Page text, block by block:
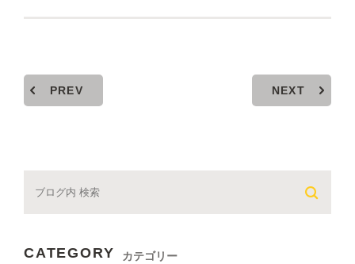
PREV NEXT
CATEGORY カテゴリー